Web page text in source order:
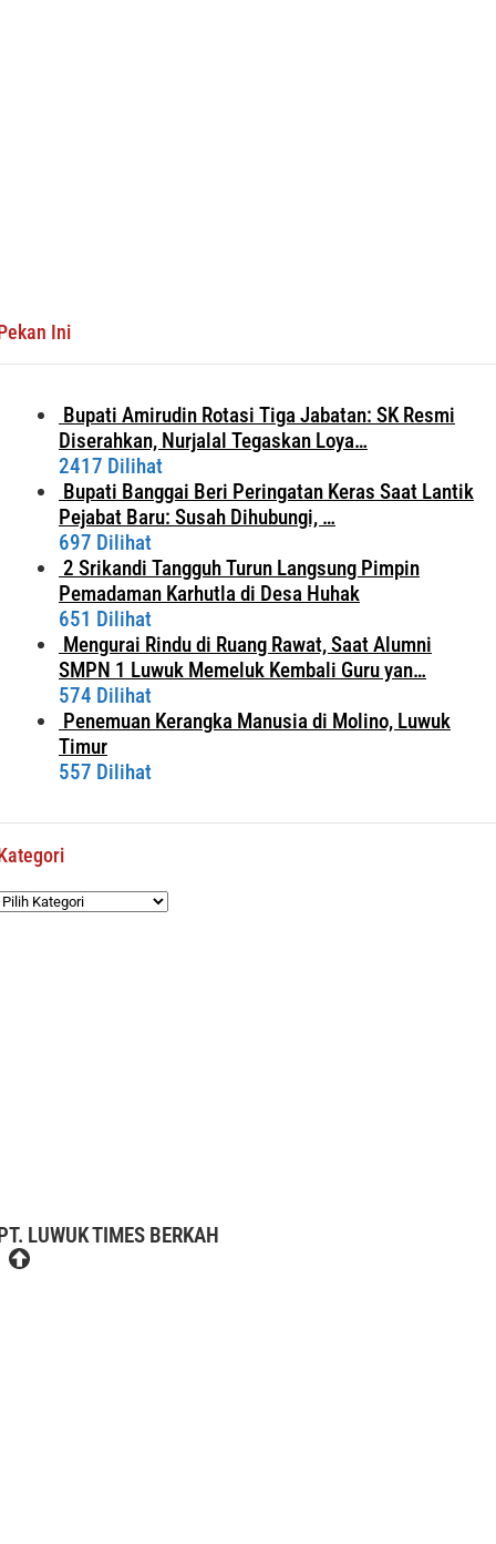
Ini
Bupati Amirudin Rotasi Tiga Jabatan: SK Resmi
Diserahkan, Nurjalal Tegaskan Loya…
2417 Dilihat
Bupati Banggai Beri Peringatan Keras Saat Lantik
Pejabat Baru: Susah Dihubungi, …
697 Dilihat
2 Srikandi Tangguh Turun Langsung Pimpin
Pemadaman Karhutla di Desa Huhak
651 Dilihat
Mengurai Rindu di Ruang Rawat, Saat Alumni
SMPN 1 Luwuk Memeluk Kembali Guru yan…
574 Dilihat
Penemuan Kerangka Manusia di Molino, Luwuk
Timur
557 Dilihat
LUWUK TIMES BERKAH